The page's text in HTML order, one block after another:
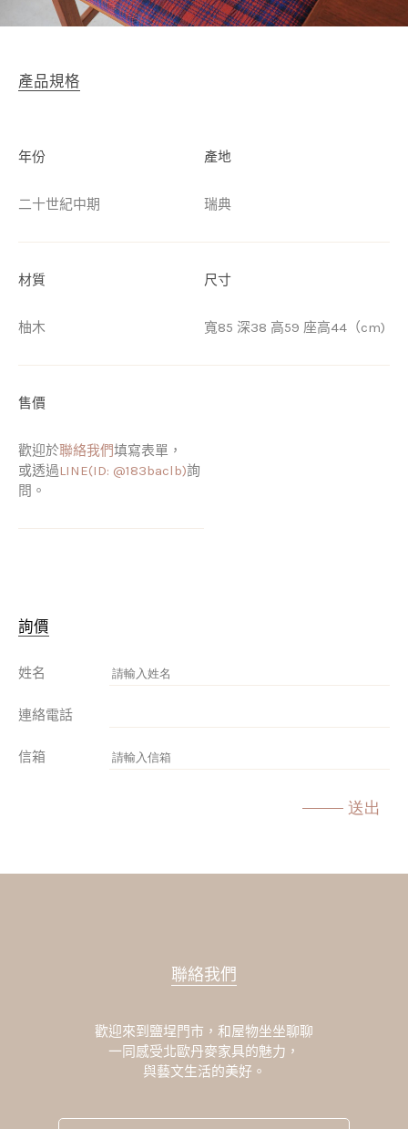
產品規格
年份
二十世紀中期
產地
瑞典
材質
柚木
尺寸
寬85 深38 高59 座高44（cm)
售價
歡迎於聯絡我們填寫表單，
或透過LINE(ID: @183baclb)詢
問。
詢價
姓名
連絡電話
信箱
送出
聯絡我們
歡迎來到鹽埕門市，和屋物坐坐聊聊
一同感受北歐丹麥家具的魅力，
與藝文生活的美好。